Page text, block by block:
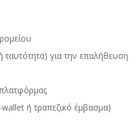
για την επαλήθευση
ή τραπεζικό έμβασμα)